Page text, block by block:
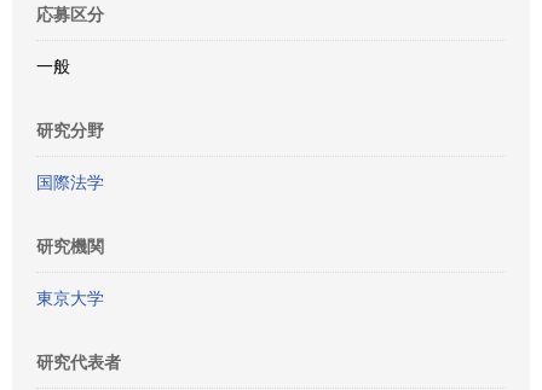
応募区分
一般
研究分野
国際法学
研究機関
東京大学
研究代表者